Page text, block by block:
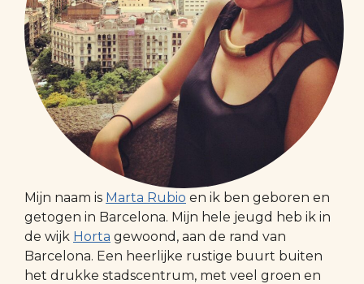
Mijn naam is Marta Rubio en ik ben geboren en
getogen in Barcelona. Mijn hele jeugd heb ik in
de wijk Horta gewoond, aan de rand van
Barcelona. Een heerlijke rustige buurt buiten
het drukke stadscentrum, met veel groen en